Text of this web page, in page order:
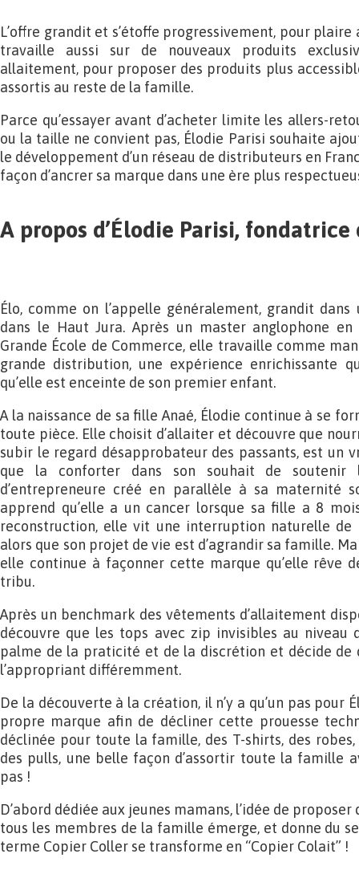
L’offre grandit et s’étoffe progressivement, pour
travaille aussi sur de nouveaux produits
allaitement, pour proposer des produits plus
assortis au reste de la famille.
Parce qu’essayer avant d’acheter limite les allers-
ou la taille ne convient pas, Élodie Parisi souhaite
le développement d’un réseau de distributeurs en
façon d’ancrer sa marque dans une ère plus
A propos d’Élodie Parisi,
Élo, comme on l’appelle généralement, grandit dans
dans le Haut Jura. Après un master anglophone en
Grande École de Commerce, elle travaille comme
grande distribution, une expérience enrichissante
qu’elle est enceinte de son premier enfant.
A la naissance de sa fille Anaé, Élodie continue à se
toute pièce. Elle choisit d’allaiter et découvre que
subir le regard désapprobateur des passants, est un
que la conforter dans son souhait de soutenir
d’entrepreneure créé en parallèle à sa maternité
apprend qu’elle a un cancer lorsque sa fille a 8
reconstruction, elle vit une interruption naturelle de
alors que son projet de vie est d’agrandir sa famille.
elle continue à façonner cette marque qu’elle rêve
tribu.
Après un benchmark des vêtements d’allaitement
découvre que les tops avec zip invisibles au
palme de la praticité et de la discrétion et décide de
l’appropriant différemment.
De la découverte à la création, il n’y a qu’un pas pour
propre marque afin de décliner cette prouesse
déclinée pour toute la famille, des T-shirts, des
des pulls, une belle façon d’assortir toute la famille
pas !
D’abord dédiée aux jeunes mamans, l’idée de
tous les membres de la famille émerge, et donne du
terme Copier Coller se transforme en “Copier Colait” !